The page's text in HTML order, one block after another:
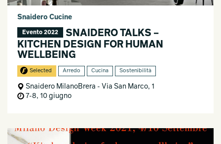
Snaidero Cucine
Evento 2022
SNAIDERO TALKS –
KITCHEN DESIGN FOR HUMAN
WELLBEING
Selected Arredo Cucina Sostenibilità
Snaidero MilanoBrera - Via San Marco, 1
7-8, 10 giugno